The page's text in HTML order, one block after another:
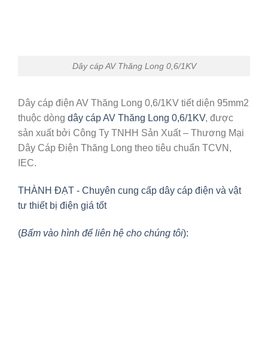
Dây cáp AV Thăng Long 0,6/1KV
Dây cáp điện AV Thăng Long 0,6/1KV tiết diện 95mm2
thuộc dòng dây cáp AV Thăng Long 0,6/1KV, được
sản xuất bởi Công Ty TNHH Sản Xuất – Thương Mại
Dây Cáp Điện Thăng Long theo tiêu chuẩn TCVN,
IEC.
THÀNH ĐẠT - Chuyên cung cấp dây cáp điện và vật
tư thiết bị điện giá tốt
(Bấm vào hình để liên hệ cho chúng tôi):